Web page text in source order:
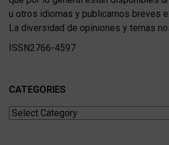
u otros idiomas y publicamos breves
La diversidad de opiniones y temas
ISSN2766-4597
CATEGORIES
Categories